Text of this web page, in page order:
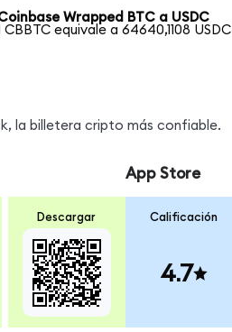
Wrapped BTC a USDC
CBBTC equivale a 64640,1108 USDC
la billetera cripto más confiable.
Descargar
App Store
Calificación
4.7